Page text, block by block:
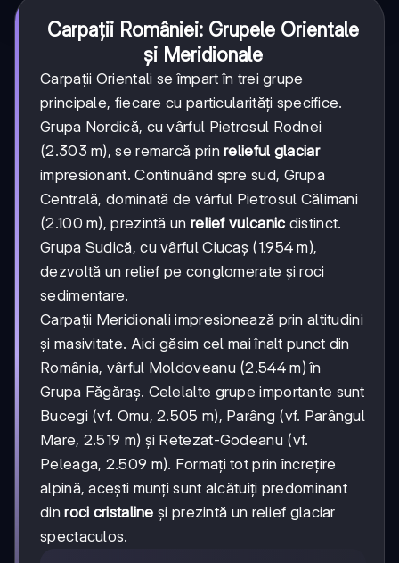
Carpații României: Grupele Orientale
și Meridionale
Carpații Orientali se împart în trei grupe
principale, fiecare cu particularități specifice.
Grupa Nordică, cu vârful Pietrosul Rodnei
(2.303 m), se remarcă prinrelieful glaciar
impresionant. Continuând spre sud, Grupa
Centrală, dominată de vârful Pietrosul Călimani
(2.100 m), prezintă un relief vulcanic distinct.
Grupa Sudică, cu vârful Ciucaș (1.954 m),
dezvoltă un relief pe conglomerate și roci
sedimentare.
Carpații Meridionali impresionează prin altitudini
și masivitate. Aici găsim cel mai înalt punct din
România, vârful Moldoveanu (2.544 m) în
Grupa Făgăraș. Celelalte grupe importante sunt
Bucegi (vf. Omu, 2.505 m), Parâng (vf. Parângul
Mare, 2.519 m) și Retezat-Godeanu (vf.
Peleaga, 2.509 m). Formați tot prin încrețire
alpină, acești munți sunt alcătuiți predominant
dinroci cristaline și prezintă un relief glaciar
spectaculos.